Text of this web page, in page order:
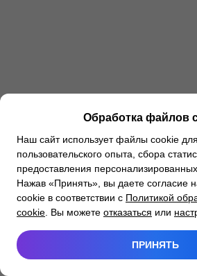
Обработка файлов
Наш сайт использует файлы cookie
пользовательского опыта, сбора
предоставления
Нажав «Принять», вы даете согласие
cookie в соответствии с Политикой
cookie . Вы можете отказаться или
ПРИНЯТЬ